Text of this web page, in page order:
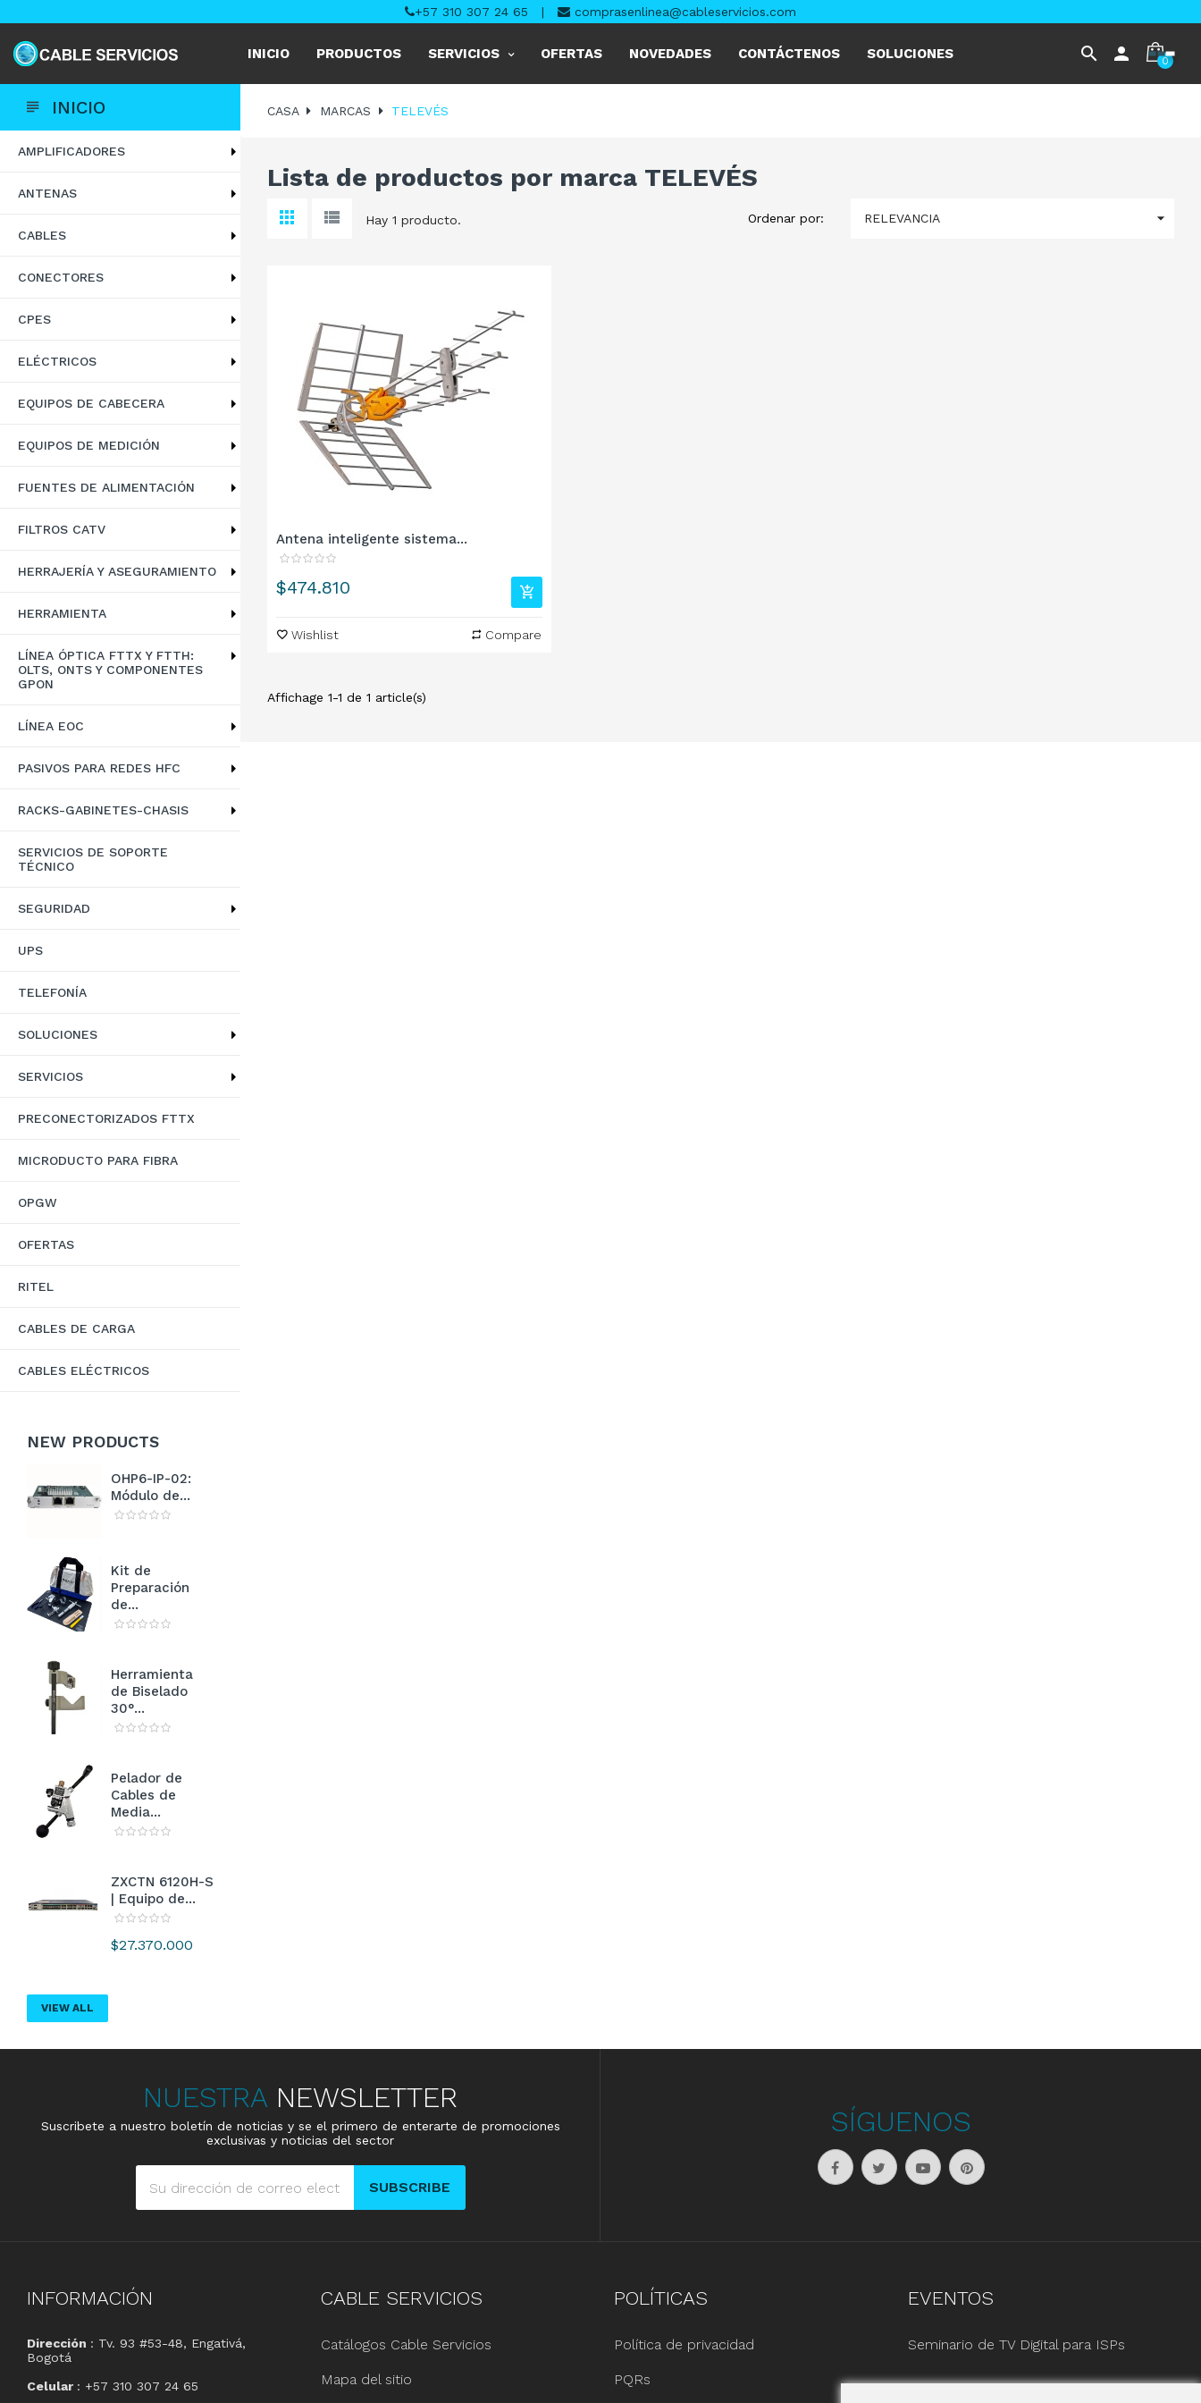
+57 310 307 24 65 | comprasenlinea@cableservicios.com
INICIO PRODUCTOS SERVICIOS OFERTAS NOVEDADES CONTÁCTENOS SOLUCIONES search person 0
INICIO
AMPLIFICADORES
ANTENAS
CABLES
CONECTORES
CPES
ELÉCTRICOS
EQUIPOS DE CABECERA
EQUIPOS DE MEDICIÓN
FUENTES DE ALIMENTACIÓN
FILTROS CATV
HERRAJERÍA Y ASEGURAMIENTO
HERRAMIENTA
LÍNEA ÓPTICA FTTX Y FTTH:
OLTS, ONTS Y COMPONENTES
GPON
LÍNEA EOC
PASIVOS PARA REDES HFC
RACKS-GABINETES-CHASIS
SERVICIOS DE SOPORTE
TÉCNICO
SEGURIDAD
UPS
TELEFONÍA
SOLUCIONES
SERVICIOS
PRECONECTORIZADOS FTTX
MICRODUCTO PARA FIBRA
OPGW
OFERTAS
RITEL
CABLES DE CARGA
CABLES ELÉCTRICOS
NEW PRODUCTS
OHP6-IP-02:
Módulo de...
Kit de
Preparación
de...
Herramienta
de Biselado
30°...
Pelador de
Cables de
Media...
ZXCTN 6120H-S
| Equipo de...
Precio
$27.370.000
VIEW ALL
CASA MARCAS TELEVÉS
Lista de productos por marca TELEVÉS
Hay 1 producto. Ordenar por: RELEVANCIA 
Antena inteligente sistema...
Precio
$474.810
Wishlist Compare
Affichage 1-1 de 1 article(s)
NUESTRA NEWSLETTER
Suscribete a nuestro boletín de noticias y se el primero de enterarte de promociones
exclusivas y noticias del sector
SUBSCRIBE
SÍGUENOS
INFORMACIÓN
Dirección : Tv. 93 #53-48, Engativá,
Bogotá
Celular : +57 310 307 24 65
CABLE SERVICIOS
Catálogos Cable Servicios
Mapa del sitio
POLÍTICAS
Política de privacidad
PQRs
EVENTOS
Seminario de TV Digital para ISPs